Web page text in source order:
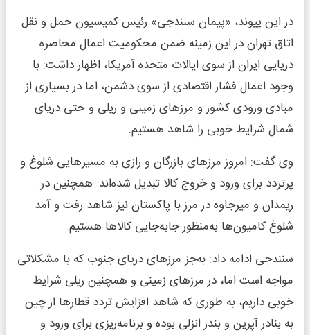
در این پیوند، «پیمان سنندجی» رئیس کمیسیون حمل و نقل
اتاق تهران در این زمینه ضمن محکومیت اعمال محاصره
دریایی ایران از سوی ایالات متحده آمریکا، اظهار داشت: با
وجود اعمال فشار اقتصادی از سوی دشمن، اما در بسیاری از
مبادی ورودی کشور و مرزهای زمینی و ریلی و حتی دریای
شمال شرایط خوبی را شاهد هستیم.
وی گفت: امروز مرزهای بازرگان و رازی به مسیرهایی شلوغ و
پرتردد برای ورود و خروج کالا تبدیل شده‌اند. همچنین در
ریمدان و میرجاوه در مرز با پاکستان نیز شاهد رفت و آمد
شلوغ کامیون‌ها به‌منظور جابه‌جایی کالاها هستیم.
سنندجی ادامه داد: به‌جز مرزهای دریای جنوب که با مشکلاتی
مواجه است اما، در مرزهای زمینی و همچنین ریلی شرایط
خوبی داریم، به طوری که شاهد افزایش تردد قطارها از چین
به بنادر آپرین و بندر انزلی بوده و برنامه‌ریزی برای ورود و